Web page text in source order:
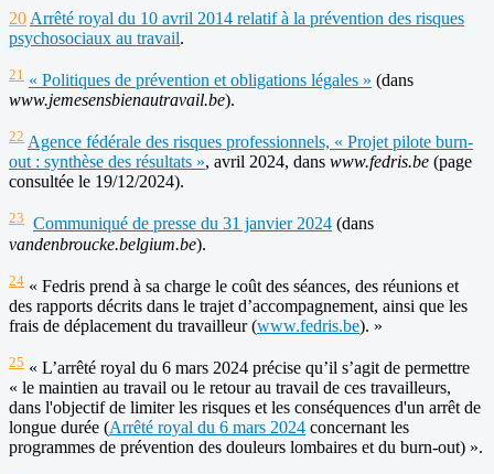
20 Arrêté royal du 10 avril 2014 relatif à la prévention des risques
psychosociaux au travail.
21 « Politiques de prévention et obligations légales » (dans
www.jemesensbienautravail.be).
22 Agence fédérale des risques professionnels, « Projet pilote burn-
out : synthèse des résultats », avril 2024, dans www.fedris.be (page
consultée le 19/12/2024).
23 Communiqué de presse du 31 janvier 2024 (dans
vandenbroucke.belgium.be).
24 « Fedris prend à sa charge le coût des séances, des réunions et
des rapports décrits dans le trajet d’accompagnement, ainsi que les
frais de déplacement du travailleur (www.fedris.be). »
25 « L’arrêté royal du 6 mars 2024 précise qu’il s’agit de permettre
« le maintien au travail ou le retour au travail de ces travailleurs,
dans l'objectif de limiter les risques et les conséquences d'un arrêt de
longue durée (Arrêté royal du 6 mars 2024 concernant les
programmes de prévention des douleurs lombaires et du burn-out) ».